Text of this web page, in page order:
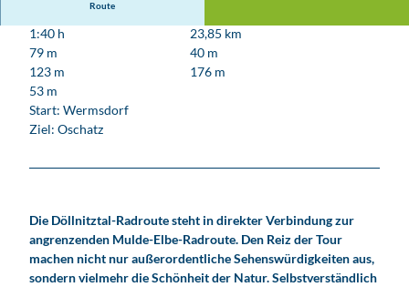
Route
1:40 h
23,85 km
79 m
40 m
123 m
176 m
53 m
Start: Wermsdorf
Ziel: Oschatz
Die Döllnitztal-Radroute steht in direkter Verbindung zur
angrenzenden Mulde-Elbe-Radroute. Den Reiz der Tour
machen nicht nur außerordentliche Sehenswürdigkeiten aus,
sondern vielmehr die Schönheit der Natur. Selbstverständlich